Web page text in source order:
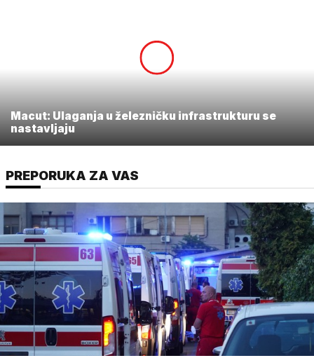
Macut: Ulaganja u železničku infrastrukturu se
nastavljaju
PREPORUKA ZA VAS